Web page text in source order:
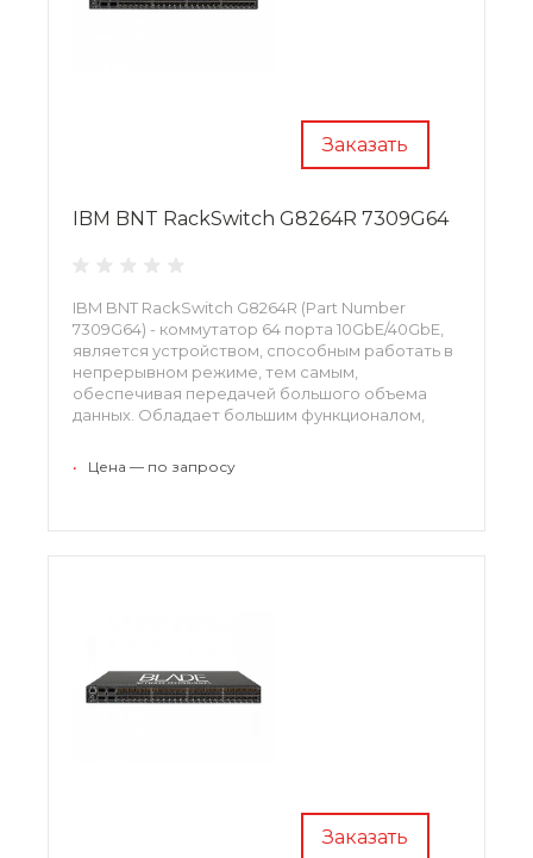
Заказать
IBM BNT RackSwitch G8264R 7309G64
IBM BNT RackSwitch G8264R (Part Number
7309G64) - коммутатор 64 порта 10GbE/40GbE,
является устройством, способным работать в
непрерывном режиме, тем самым,
обеспечивая передачей большого объема
данных. Обладает большим функционалом,
разработок.
• Цена — по запросу
Заказать